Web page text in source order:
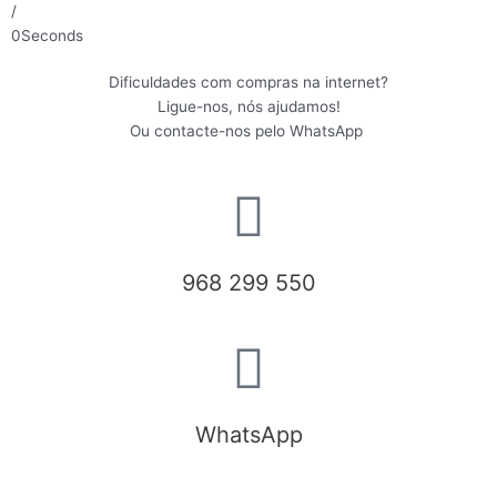
/
0Seconds
Dificuldades com compras na internet?
Ligue-nos, nós ajudamos!
Ou contacte-nos pelo WhatsApp
968 299 550
WhatsApp